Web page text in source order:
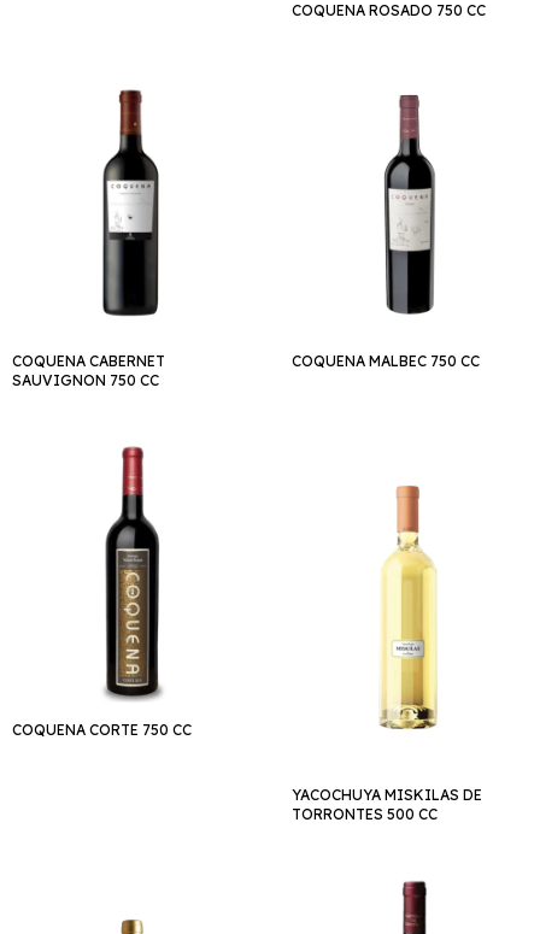
COQUENA ROSADO 750 CC
COQUENA CABERNET
SAUVIGNON 750 CC
COQUENA MALBEC 750 CC
COQUENA CORTE 750 CC
YACOCHUYA MISKILAS DE
TORRONTES 500 CC